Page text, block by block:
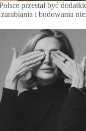
przestał być
i budowania